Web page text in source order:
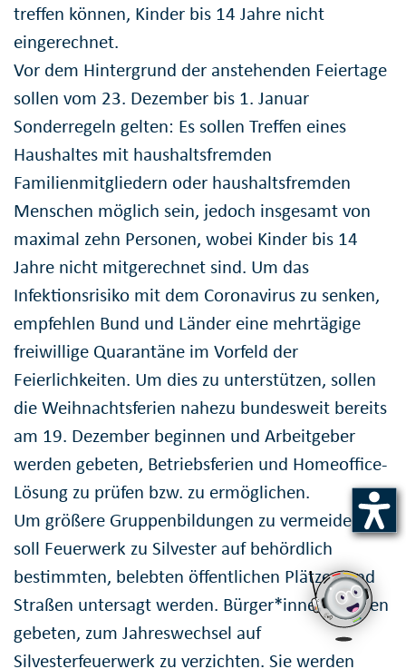
treffen können, Kinder bis 14 Jahre nicht
eingerechnet.
Vor dem Hintergrund der anstehenden Feiertage
sollen vom 23. Dezember bis 1. Januar
Sonderregeln gelten: Es sollen Treffen eines
Haushaltes mit haushaltsfremden
Familienmitgliedern oder haushaltsfremden
Menschen möglich sein, jedoch insgesamt von
maximal zehn Personen, wobei Kinder bis 14
Jahre nicht mitgerechnet sind. Um das
Infektionsrisiko mit dem Coronavirus zu senken,
empfehlen Bund und Länder eine mehrtägige
freiwillige Quarantäne im Vorfeld der
Feierlichkeiten. Um dies zu unterstützen, sollen
die Weihnachtsferien nahezu bundesweit bereits
am 19. Dezember beginnen und Arbeitgeber
werden gebeten, Betriebsferien und Homeoffice-
Lösung zu prüfen bzw. zu ermöglichen.
Um größere Gruppenbildungen zu vermeiden,
soll Feuerwerk zu Silvester auf behördlich
bestimmten, belebten öffentlichen Plätzen und
Straßen untersagt werden. Bürger*innen werden
gebeten, zum Jahreswechsel auf
Silvesterfeuerwerk zu verzichten. Sie werden